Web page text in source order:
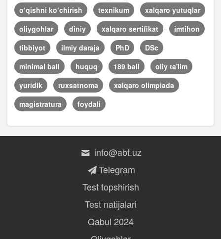
o‘qishni ko‘chirish
texnikum
xalqaro yutuqlar
oliygohlar
diniy xalqaro sertifikat
imtihon
tibbiyot
ilmiy daraja PhD
DSc
minimal ball
huquq 189 ball
oliy ta'lim
yuridik
ruxsatnoma
xalqaro olimpiada
magistratura
foydali
info@abt.uz
Telegram
Test topshirish
Test natijalari
Qabul 2024